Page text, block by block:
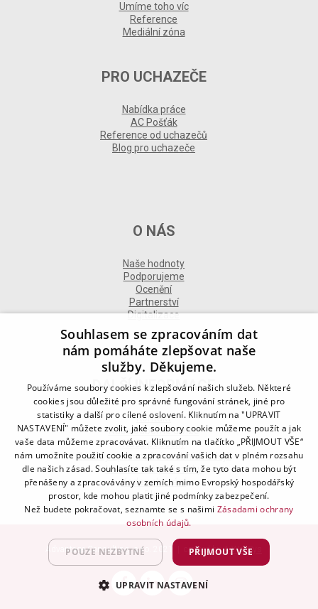
Umíme toho víc
Reference
Mediální zóna
PRO UCHAZEČE
Nabídka práce
AC Pošťák
Reference od uchazečů
Blog pro uchazeče
O NÁS
Naše hodnoty
Podporujeme
Ocenění
Partnerství
Digitalizace
DALŠÍ INFORMACE
Kontakt
Naše odborné divize
Naše pobočky
Zásady zpracování osobních údajů
Všeobecné podmínky
Kodex chování
Blog
Advantage Consulting, s.r.o. 2021 | created byA-WebSys
Souhlasem se zpracováním dat
nám pomáháte zlepšovat naše
služby. Děkujeme.
Používáme soubory cookies k zlepšování našich služeb. Některé
cookies jsou důležité pro správné fungování stránek, jiné pro
statistiky a další pro cílené oslovení. Kliknutím na "UPRAVIT
NASTAVENÍ" můžete zvolit, jaké soubory cookie můžeme použít a jak
vaše data můžeme zpracovávat. Kliknutím na tlačítko „PŘIJMOUT VŠE“
nám umožníte použití cookie a zpracování vašich dat v plném rozsahu
dle našich zásad. Souhlasíte tak také s tím, že tyto data mohou být
přenášeny a zpracovávány v zemích mimo Evropský hospodářský
prostor, kde mohou platit jiné podmínky zabezpečení.
Než budete pokračovat, seznamte se s našimi Zásadami ochrany
osobních údajů.
PŘIJMOUT VŠE
POUZE NEZBYTNÉ
UPRAVIT NASTAVENÍ